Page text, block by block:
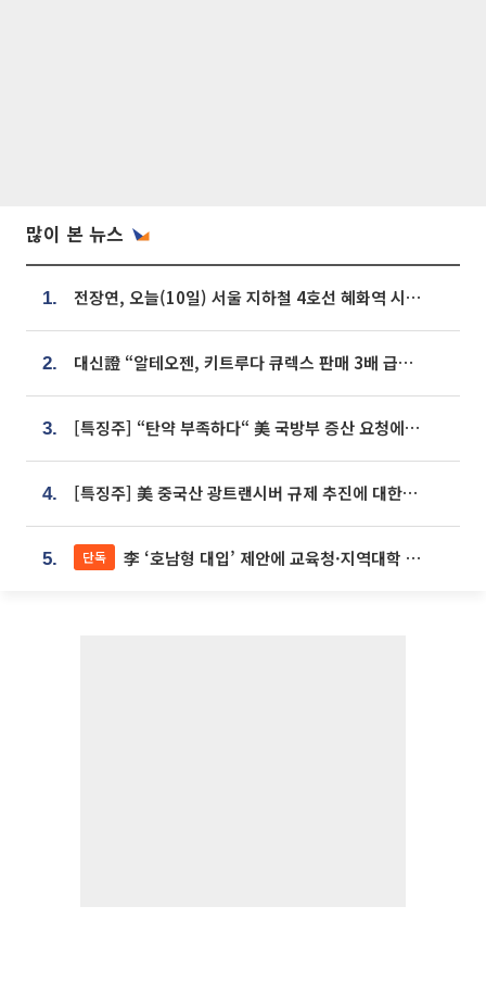
많이 본 뉴스
1. 전장연, 오늘(10일) 서울 지하철 4호선 혜화역 시위…1호선 용산역 무정차
2. 대신證 “알테오젠, 키트루다 큐렉스 판매 3배 급증…목표가 41만원 상향”
3. [특징주] “탄약 부족하다“ 美 국방부 증산 요청에⋯국내 방산주 급등세
4. [특징주] 美 중국산 광트랜시버 규제 추진에 대한광통신 등 광통신株 강세
5. 단독 李 ‘호남형 대입’ 제안에 교육청·지역대학 서·논술형 입시 연계 '착수'